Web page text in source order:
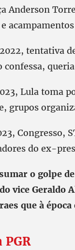
Anderson
tentativa
confessa,
Lula toma
grupos
Congresso,
do ex-
o golpe
vice Geraldo
que à
PGR